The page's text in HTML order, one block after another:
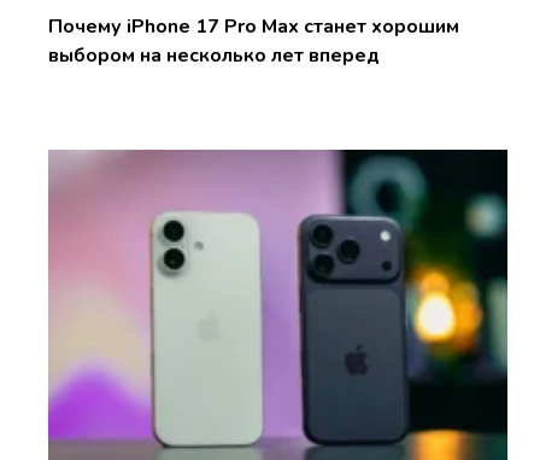
Почему iPhone 17 Pro Max станет хорошим
выбором на несколько лет вперед